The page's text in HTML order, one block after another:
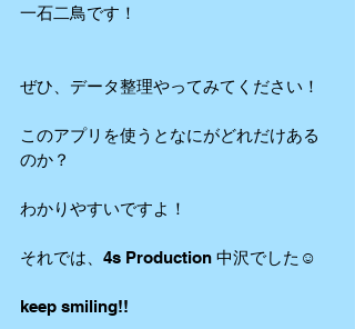
一石二鳥です！
ぜひ、データ整理やってみてください！
このアプリを使うとなにがどれだけある
のか？
わかりやすいですよ！
それでは、4s Production 中沢でした☺️
keep smiling!!